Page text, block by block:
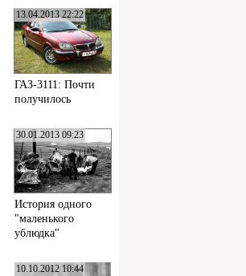
13.04.2013 22:22
ГАЗ-3111: Почти
получилось
30.01.2013 09:23
История одного
"маленького
ублюдка"
10.10.2012 10:44